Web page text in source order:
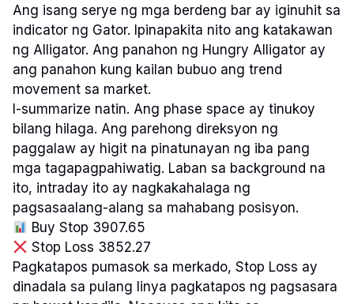
Ang isang serye ng mga berdeng bar ay iginuhit sa
indicator ng Gator. Ipinapakita nito ang katakawan
ng Alligator. Ang panahon ng Hungry Alligator ay
ang panahon kung kailan bubuo ang trend
movement sa market.
I-summarize natin. Ang phase space ay tinukoy
bilang hilaga. Ang parehong direksyon ng
paggalaw ay higit na pinatunayan ng iba pang
mga tagapagpahiwatig. Laban sa background na
ito, intraday ito ay nagkakahalaga ng
pagsasaalang-alang sa mahabang posisyon.
Buy Stop 3907.65
Stop Loss 3852.27
Pagkatapos pumasok sa merkado, Stop Loss ay
dinadala sa pulang linya pagkatapos ng pagsasara